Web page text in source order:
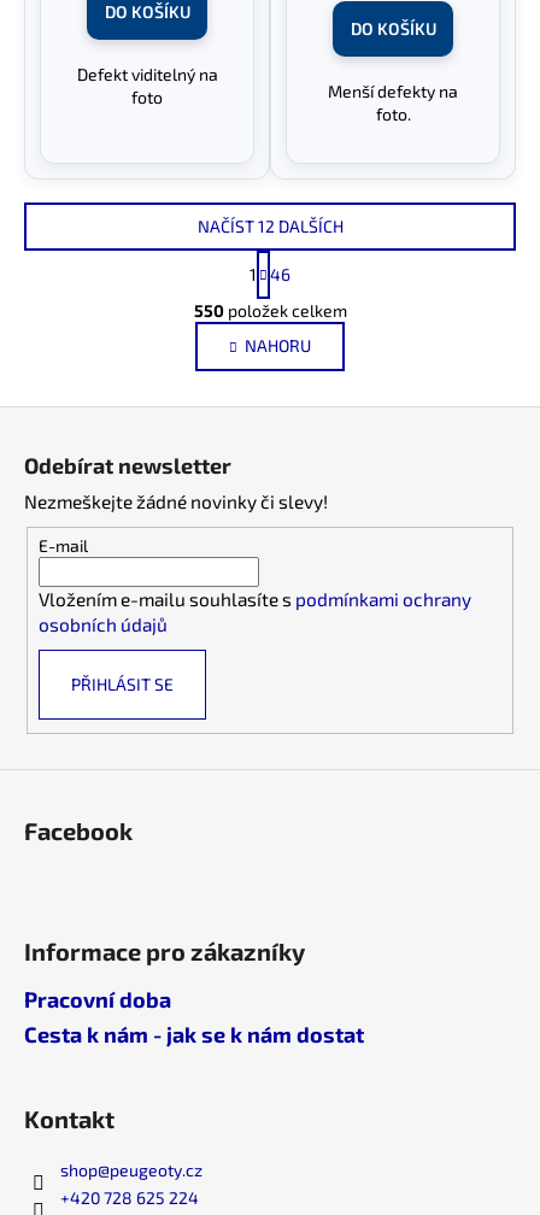
DO KOŠÍKU
Defekt viditelný na
foto
DO KOŠÍKU
Menší defekty na
foto.
O
v
l
á
d
p
r
k
y
u
NAČÍST 12 DALŠÍCH
t
r
á
n
k
í
1
46
550položek celkem
NAHORU
Odebírat newsletter
Nezmeškejte žádné novinky či slevy!
E-mail
Vložením e-mailu souhlasíte s podmínkami ochrany
osobních údajů
PŘIHLÁSIT SE
Facebook
Informace pro zákazníky
Pracovní doba
Cesta k nám - jak se k nám dostat
Kontakt
shop@peugeoty.cz
+420 728 625 224